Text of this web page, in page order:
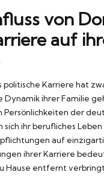
von
auf
politische Karriere hat
Dynamik ihrer Familie
der
sich ihr berufliches Leben
auf
ihrer Karriere
Hause entfernt